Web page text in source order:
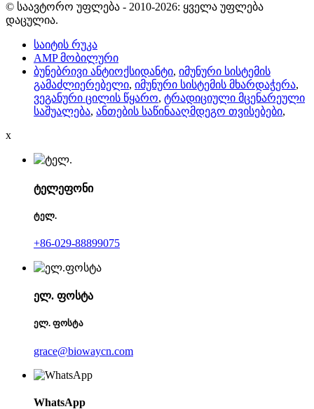
© საავტორო უფლება - 2010-2026: ყველა უფლება
დაცულია.
საიტის რუკა
AMP მობილური
ბუნებრივი ანტიოქსიდანტი, იმუნური სისტემის
გამაძლიერებელი, იმუნური სისტემის მხარდაჭერა,
ვეგანური ცილის წყარო, ტრადიციული მცენარეული
საშუალება, ანთების საწინააღმდეგო თვისებები,
x
ტელეფონი
ტელ.
+86-029-88899075
ელ. ფოსტა
ელ. ფოსტა
grace@biowaycn.com
WhatsApp